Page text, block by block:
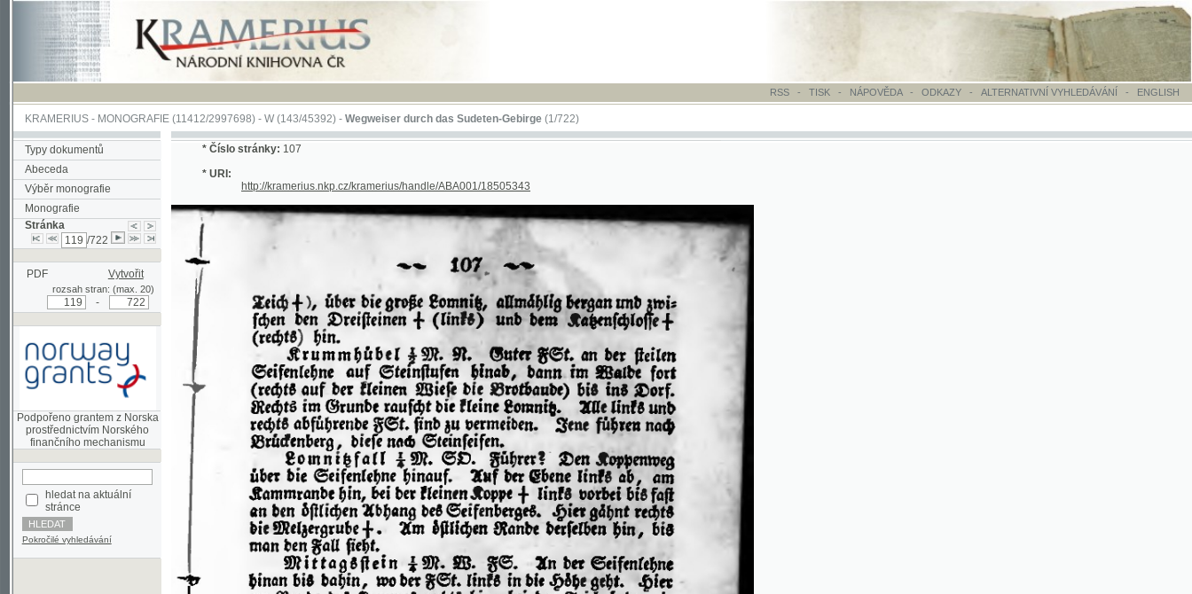
RSS - TISK-NÁPOVĚDA - ODKAZY - ALTERNATIVNÍ VYHLEDÁVÁNÍ- ENGLISH
KRAMERIUS-MONOGRAFIE(11412/2997698) -W (143/45392)-Wegweiser durch das Sudeten-Gebirge(1/722)
Typy dokumentů
Abeceda
Výběr monografie
Monografie
Stránka
/722
PDF Vytvořit
rozsah stran: (max. 20)
Podpořeno grantem z Norska
prostřednictvím Norského
hledat na aktuální
stránce
Pokročilé vyhledávání
http://kramerius.nkp.cz/kramerius/handle/ABA001/18505343